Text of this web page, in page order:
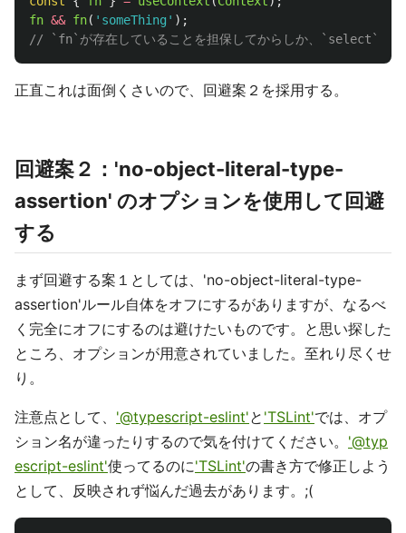
fn && fn( ' someThing ' );
// `fn`が存在していることを担保してからしか、`select`を実
正直これは面倒くさいので、回避案２を採用する。
回避案２：'no-object-literal-type-
assertion' のオプションを使用して回避
する
まず回避する案１としては、'no-object-literal-type-
assertion'ルール自体をオフにするがありますが、なるべ
く完全にオフにするのは避けたいものです。と思い探した
ところ、オプションが用意されていました。至れり尽くせ
り。
注意点として、 '@typescript-eslint'と 'TSLint'では、オプ
ション名が違ったりするので気を付けてください。 '@typ
escript-eslint'使ってるのに'TSLint'の書き方で修正しよう
として、反映されず悩んだ過去があります。;(